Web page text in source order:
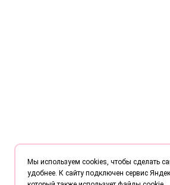
Мы используем cookies, чтобы сделать
удобнее. К сайту подключен сервис